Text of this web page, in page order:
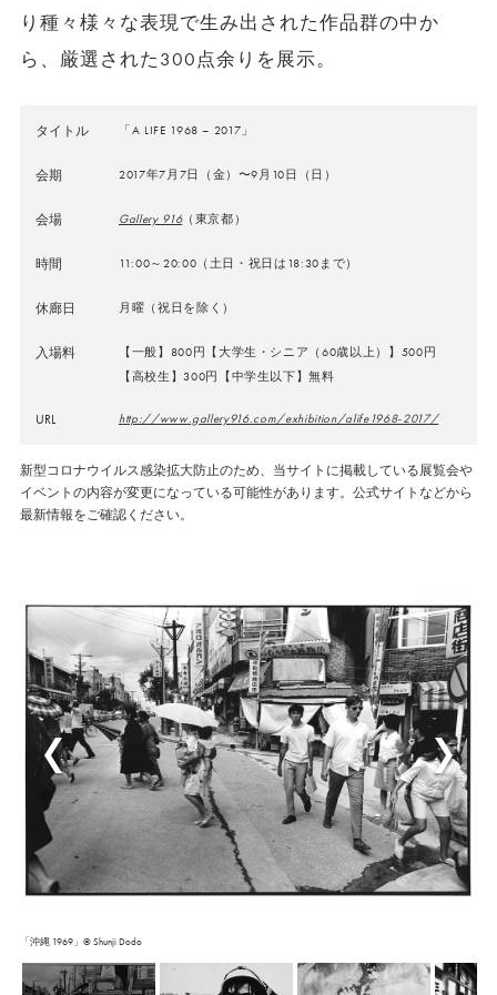
り種々様々な表現で生み出された作品群の中か
ら、厳選された300点余りを展示。
タイトル 「A LIFE 1968 – 2017」
会期 2017年7月7日（金）〜9月10日（日）
会場 Gallery 916（東京都）
時間 11:00～20:00（土日・祝日は18:30まで）
休廊日 月曜（祝日を除く）
入場料
【一般】800円【大学生・シニア（60歳以上）】500円
【高校生】300円【中学生以下】無料
URL http://www.gallery916.com/exhibition/alife1968-2017/
新型コロナウイルス感染拡大防止のため、当サイトに掲載している展覧会や
イベントの内容が変更になっている可能性があります。公式サイトなどから
最新情報をご確認ください。
「沖縄 1969」© Shunji Dodo